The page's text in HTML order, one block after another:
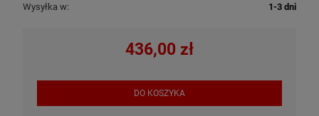
Wysyłka w:
1-3 dni
436,00 zł
DO KOSZYKA